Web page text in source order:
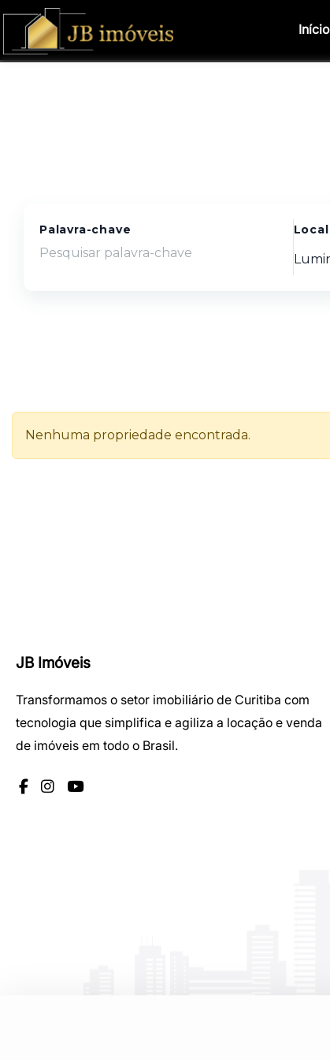
JB Imóveis
Transformamos o setor imobiliário de Curitiba com
tecnologia que simplifica e agiliza a locação e venda
de imóveis em todo o Brasil.
Início